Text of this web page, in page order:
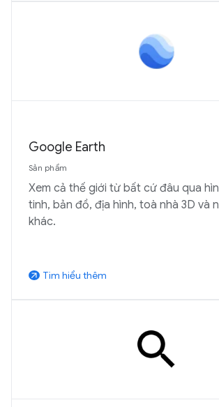
Google Earth
Sản phẩm
Xem cả thế giới từ bất cứ đâu qua
tinh, bản đồ, địa hình, toà nhà 3D và
khác.
arrow_outward Tìm hiểu thêm